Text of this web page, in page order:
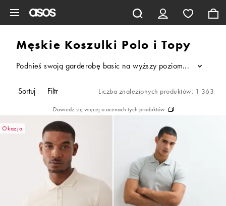
Męskie Koszulki Polo i Topy
Podnieś swoją garderobę basic na wyższy poziom dzięki
...
Sortuj Filtr Liczba znalezionych produktów: 1 363
Dowiedz się więcej o ocenach tych produktów
Okazja